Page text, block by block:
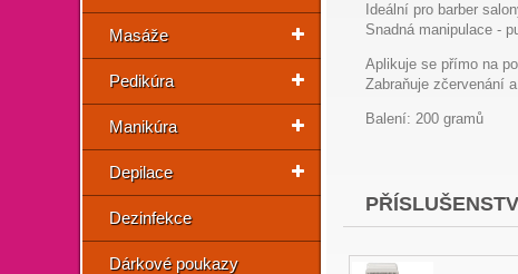
Masáže
Pedikúra
Manikúra
Depilace
Dezinfekce
Dárkové poukazy
Ideální pro barber
Snadná manipulace -
Aplikuje se přímo na
Zabraňuje zčervenání
Balení: 200 gramů